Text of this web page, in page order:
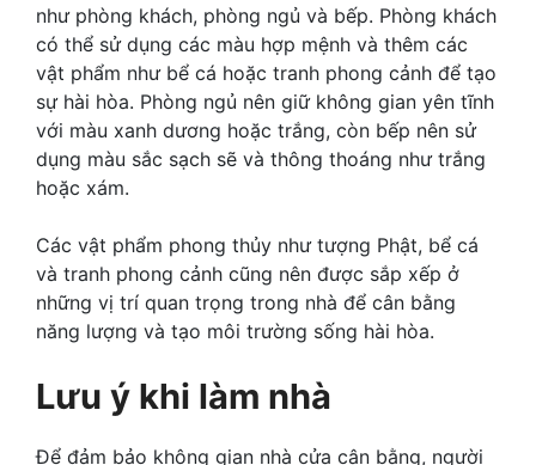
như phòng khách, phòng ngủ và bếp. Phòng khách
có thể sử dụng các màu hợp mệnh và thêm các
vật phẩm như bể cá hoặc tranh phong cảnh để tạo
sự hài hòa. Phòng ngủ nên giữ không gian yên tĩnh
với màu xanh dương hoặc trắng, còn bếp nên sử
dụng màu sắc sạch sẽ và thông thoáng như trắng
hoặc xám.
Các vật phẩm phong thủy như tượng Phật, bể cá
và tranh phong cảnh cũng nên được sắp xếp ở
những vị trí quan trọng trong nhà để cân bằng
năng lượng và tạo môi trường sống hài hòa.
Lưu ý khi làm nhà
Để đảm bảo không gian nhà cửa cân bằng, người